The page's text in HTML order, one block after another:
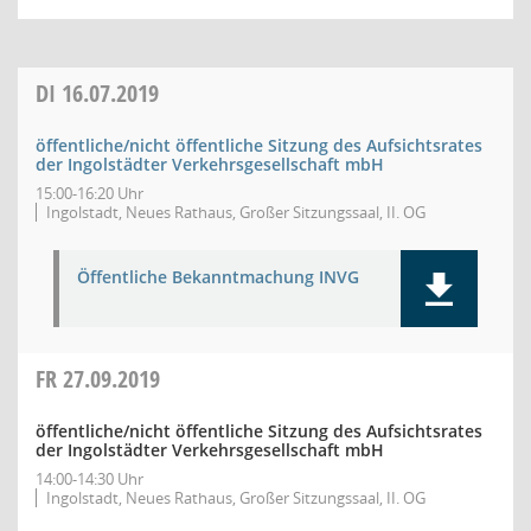
DI 16.07.2019
öffentliche/nicht öffentliche Sitzung des Aufsichtsrates
der Ingolstädter Verkehrsgesellschaft mbH
15:00-16:20 Uhr
Ingolstadt, Neues Rathaus, Großer Sitzungssaal, II. OG
Öffentliche Bekanntmachung INVG
FR27.09.2019
öffentliche/nicht öffentliche Sitzung des Aufsichtsrates
der Ingolstädter Verkehrsgesellschaft mbH
14:00-14:30 Uhr
Ingolstadt, Neues Rathaus, Großer Sitzungssaal, II. OG